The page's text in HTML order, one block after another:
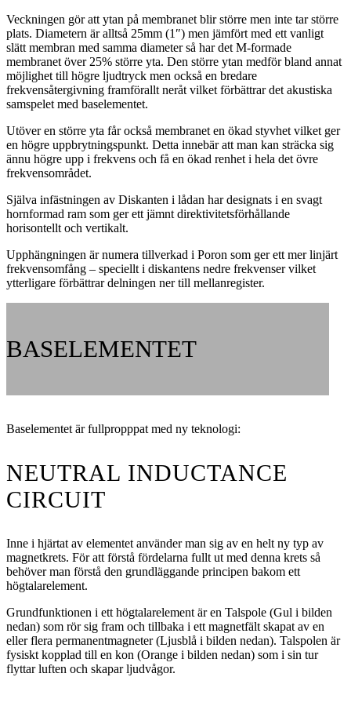
Veckningen gör att ytan på membranet blir större men inte tar större
plats. Diametern är alltså 25mm (1″) men jämfört med ett vanligt
slätt membran med samma diameter så har det M-formade
membranet över 25% större yta. Den större ytan medför bland annat
möjlighet till högre ljudtryck men också en bredare
frekvensåtergivning framförallt neråt vilket förbättrar det akustiska
samspelet med baselementet.
Utöver en större yta får också membranet en ökad styvhet vilket ger
en högre uppbrytningspunkt. Detta innebär att man kan sträcka sig
ännu högre upp i frekvens och få en ökad renhet i hela det övre
frekvensområdet.
Själva infästningen av Diskanten i lådan har designats i en svagt
hornformad ram som ger ett jämnt direktivitetsförhållande
horisontellt och vertikalt.
Upphängningen är numera tillverkad i Poron som ger ett mer linjärt
frekvensomfång – speciellt i diskantens nedre frekvenser vilket
ytterligare förbättrar delningen ner till mellanregister.
BASELEMENTET
Baselementet är fullpropppat med ny teknologi:
NEUTRAL INDUCTANCE
CIRCUIT
Inne i hjärtat av elementet använder man sig av en helt ny typ av
magnetkrets. För att förstå fördelarna fullt ut med denna krets så
behöver man förstå den grundläggande principen bakom ett
högtalarelement.
Grundfunktionen i ett högtalarelement är en Talspole (Gul i bilden
nedan) som rör sig fram och tillbaka i ett magnetfält skapat av en
eller flera permanentmagneter (Ljusblå i bilden nedan). Talspolen är
fysiskt kopplad till en kon (Orange i bilden nedan) som i sin tur
flyttar luften och skapar ljudvågor.